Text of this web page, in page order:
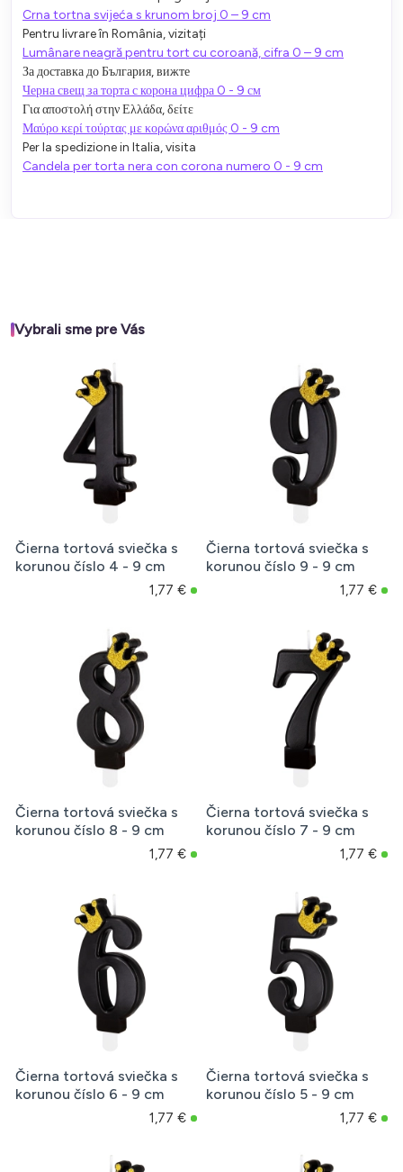
Crna tortna svijeća s krunom broj 0 – 9 cm
Pentru livrare în România, vizitați
Lumânare neagră pentru tort cu coroană, cifra 0 – 9 cm
За доставка до България, вижте
Черна свещ за торта с корона цифра 0 - 9 см
Για αποστολή στην Ελλάδα, δείτε
Μαύρο κερί τούρτας με κορώνα αριθμός 0 - 9 cm
Per la spedizione in Italia, visita
Candela per torta nera con corona numero 0 - 9 cm
Vybrali sme pre Vás
Čierna tortová sviečka s
korunou číslo 4 - 9 cm
1,77 €
Čierna tortová sviečka s
korunou číslo 9 - 9 cm
1,77 €
Čierna tortová sviečka s
korunou číslo 8 - 9 cm
1,77 €
Čierna tortová sviečka s
korunou číslo 7 - 9 cm
1,77 €
Čierna tortová sviečka s
korunou číslo 6 - 9 cm
1,77 €
Čierna tortová sviečka s
korunou číslo 5 - 9 cm
1,77 €